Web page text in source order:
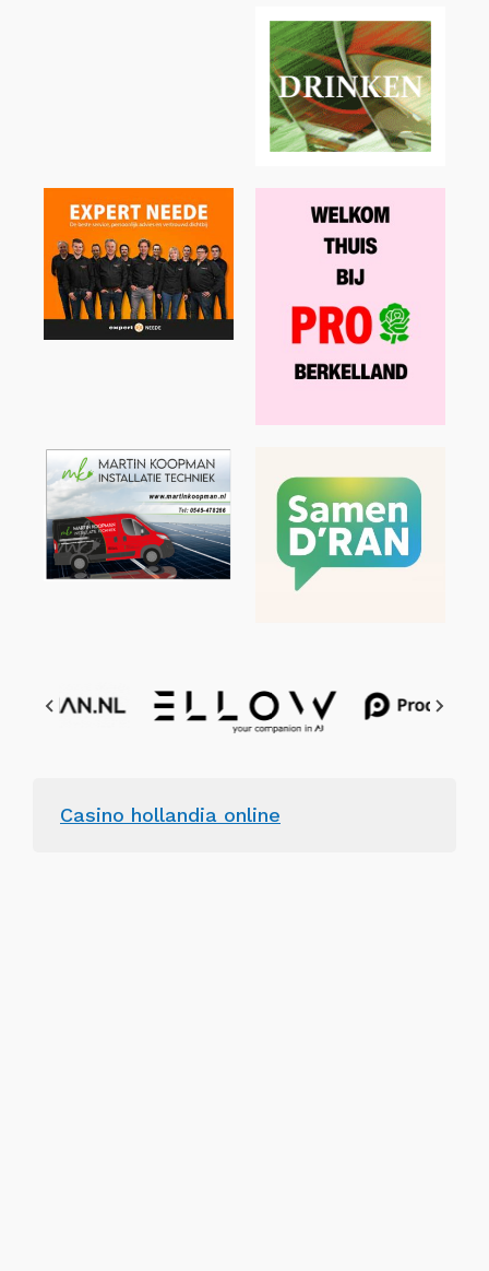
Casino hollandia online